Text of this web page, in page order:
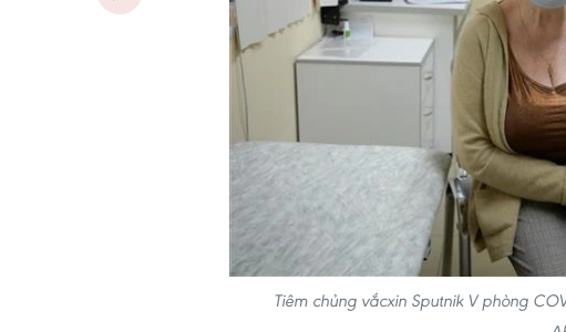
Tiêm chủng vắcxin Sputnik V phòng